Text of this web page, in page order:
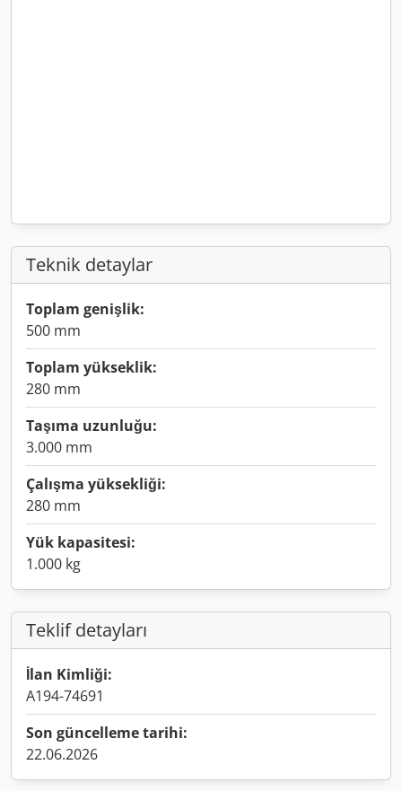
Teknik detaylar
Toplam genişlik:
500 mm
Toplam yükseklik:
280 mm
Taşıma uzunluğu:
3.000 mm
Çalışma yüksekliği:
280 mm
Yük kapasitesi:
1.000 kg
Teklif detayları
İlan Kimliği:
A194-74691
Son güncelleme tarihi:
22.06.2026